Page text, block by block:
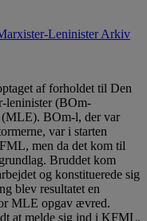
Leninister Arkiv
af forholdet til Den
leninister (BOm-
BOm-l, der var
var i starten
men da det kom til
Bruddet kom
og konstituerede sig
blev resultatet en
MLE opgav ævred.
at melde sig ind i KFML.